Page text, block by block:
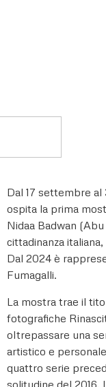
Dal 17 settembre al
ospita la prima
Nidaa Badwan
cittadinanza
Dal 2024 è
Fumagalli.
La mostra trae il
fotografiche
oltrepassare una
artistico e
quattro serie
solitudine del 2016,